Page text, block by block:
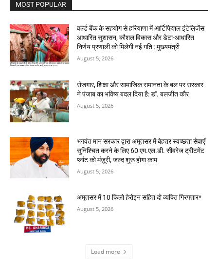
MOST POPULAR
वर्ल्ड बैंक के सहयोग से हरियाणा में आर्टिफिशल इंटेलिजेंस
आधारित सुशासन, कौशल विकास और डेटा-आधारित
निर्णय प्रणाली को मिलेगी नई गति : मुख्यमंत्री
August 5, 2026
रोजगार, शिक्षा और सामाजिक समानता के बल पर सरकार
ने पंजाब का भविष्य बदल दिया है: डॉ. बलजीत कौर
August 5, 2026
भगवंत मान सरकार द्वारा अमृतसर में बेहतर स्वच्छता सेवाएँ
सुनिश्चित करने के लिए 60 एम.एल.डी. सीवरेज ट्रीटमेंट
प्लांट को मंज़ूरी, जल्द शुरू होगा काम
August 5, 2026
अमृतसर में 10 किलो हेरोइन सहित दो व्यक्ति गिरफ्तार*
August 5, 2026
Load more